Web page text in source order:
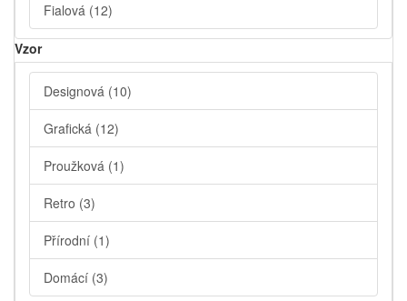
Fialová (12)
Vzor
Designová (10)
Grafická (12)
Proužková (1)
Retro (3)
Přírodní (1)
Domácí (3)